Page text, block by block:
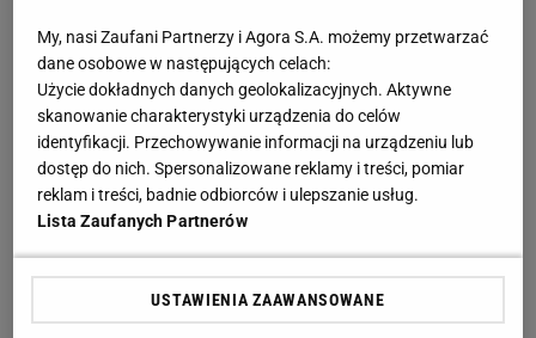
do imprezy WTA 1000 w Cincinnati.
Tuż za plecami Amerykanów czai się czeska oferta:
Praga i Ostrawa. Jakinformowaliśmy, Czesi nadal
mieli być wgrze, od lat marzą o organizacji
podobnych zawodów. Wcześniej walkę o prawa
przegrali właśnie z Rijadem, ale nie poddają się. W
lutym do Ostrawy wrócił turniej WTA, od paru
sezonów latem podobny odbywa się w stolicy kraju.
My, nasi Zaufani Partnerzy i Agora S.A. możemy przetwarzać
dane osobowe w następujących celach:
Użycie dokładnych danych geolokalizacyjnych. Aktywne
skanowanie charakterystyki urządzenia do celów
identyfikacji. Przechowywanie informacji na urządzeniu lub
dostęp do nich. Spersonalizowane reklamy i treści, pomiar
reklam i treści, badnie odbiorców i ulepszanie usług.
Lista Zaufanych Partnerów
USTAWIENIA ZAAWANSOWANE